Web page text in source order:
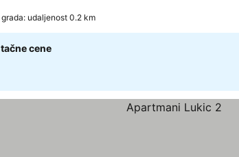
udaljenost 0.2 km
cene